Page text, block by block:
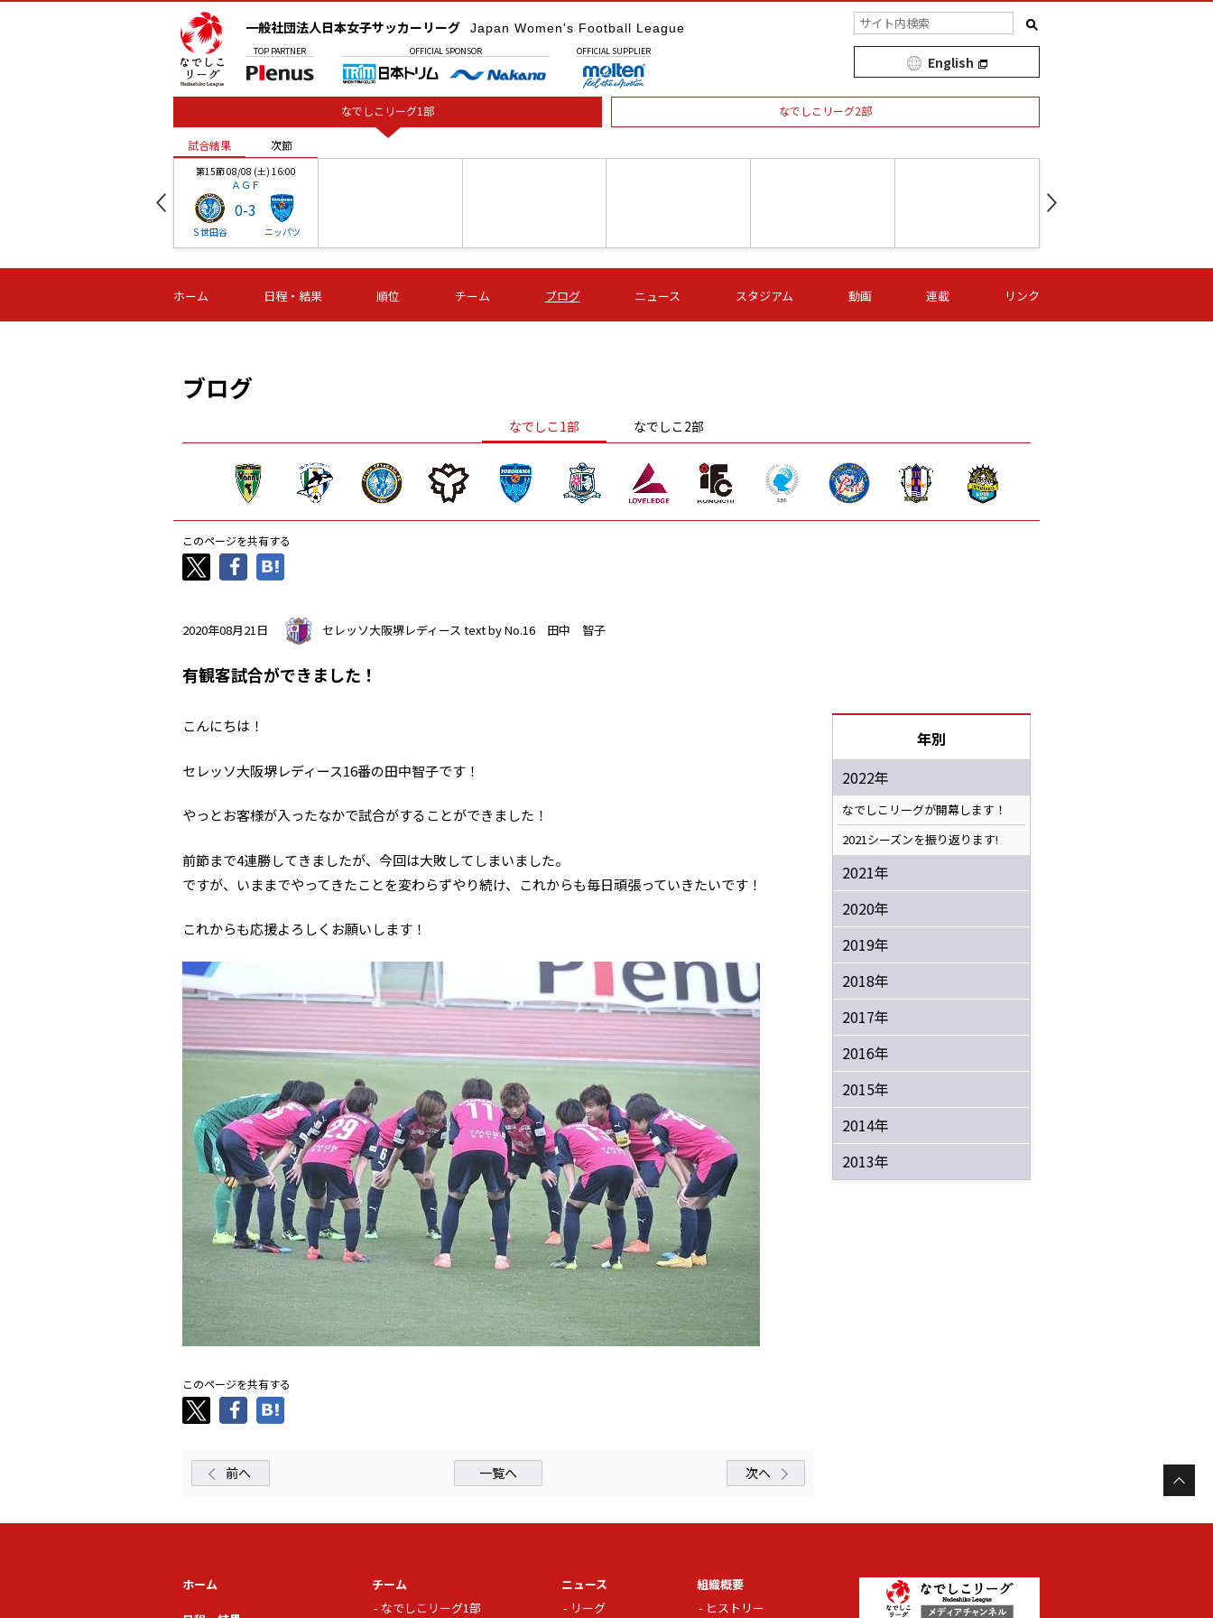
一般社団法人日本女子サッカーリーグ Japan Women's Football League
TOP PARTNER OFFICIAL SPONSOR OFFICIAL SUPPLIER
English
なでしこリーグ1部 なでしこリーグ2部
試合結果 次節
第15節 08/08 (土) 16:00
ＡＧＦ
Ｓ世田谷
0-3
ニッパツ
-
第16節 09/05 (土) 15:00
ニッパツ
-
第16節 09/05 (土) 15:00
石人の星
-
第16節 09/05 (土) 16:00
ＡＧＦ
-
いちご
-
第16節 09/06 (日) 15:00
-
第16節 09/06 (日) 15:00
- -
試合結果 次節
ホーム 日程・結果 順位 チーム ブログ ニュース スタジアム 動画 連載 リンク
ブログ
なでしこ1部 なでしこ2部
このページを共有する
2020年08月21日 セレッソ大阪堺レディース text by No.16 田中 智子
有観客試合ができました！
こんにちは！
セレッソ大阪堺レディース16番の田中智子です！
やっとお客様が入ったなかで試合がすることができました！
前節まで4連勝してきましたが、今回は大敗してしまいました。
ですが、いままでやってきたことを変わらずやり続け、これからも毎日頑張っていきたいです！
これからも応援よろしくお願いします！
このページを共有する
前へ 一覧へ 次へ
年別
2022年
なでしこリーグが開幕します！
2021シーズンを振り返ります!
2021年
2020年
2019年
2018年
2017年
2016年
2015年
2014年
2013年
ホーム
チーム
なでしこリーグ1部
ニュース
リーグ
組織概要
ヒストリー